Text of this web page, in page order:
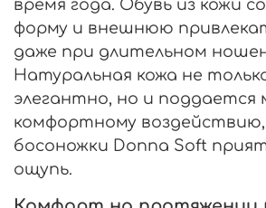
время года. Обувь из кожи
форму и внешнюю
даже при длительном
Натуральная кожа не
элегантно, но и поддается
комфортному
босоножки Donna Soft
ощупь.